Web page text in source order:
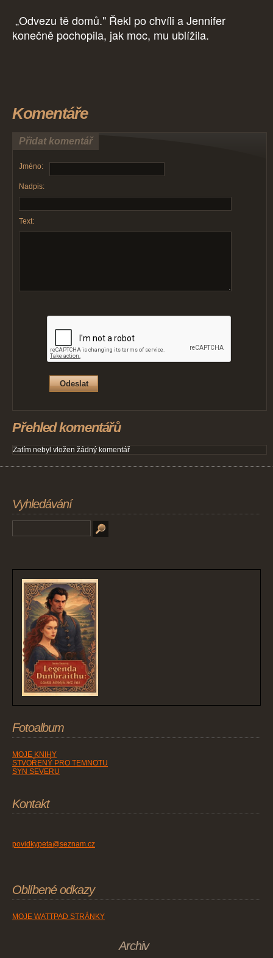
„Odvezu tě domů." Řekl po chvíli a Jennifer
konečně pochopila, jak moc, mu ublížila.
Komentáře
Přidat komentář
Jméno:
Nadpis:
Text:
Přehled komentářů
Zatím nebyl vložen žádný komentář
Vyhledávání
Fotoalbum
MOJE KNIHY
STVOŘENÝ PRO TEMNOTU
SYN SEVERU
Kontakt
povidkypeta@seznam.cz
Oblíbené odkazy
MOJE WATTPAD STRÁNKY
Archiv